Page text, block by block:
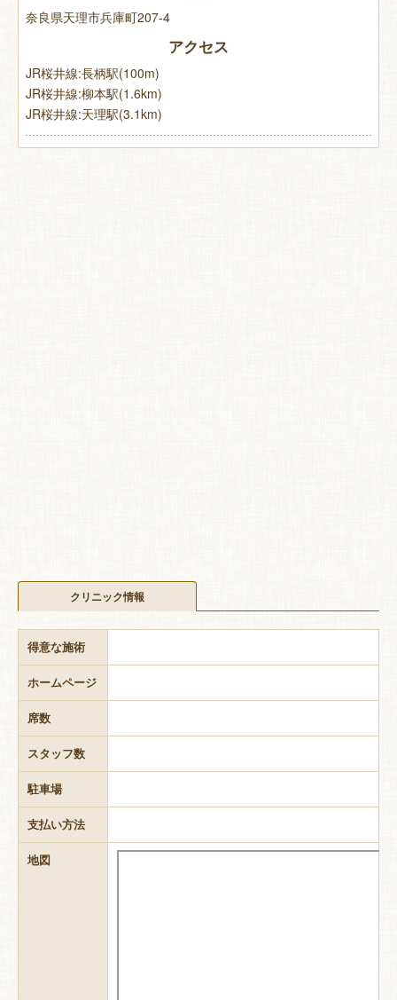
奈良県天理市兵庫町207-4
アクセス
JR桜井線:長柄駅(100m)
JR桜井線:柳本駅(1.6km)
JR桜井線:天理駅(3.1km)
クリニック情報
得意な施術
ホームページ
席数
スタッフ数
駐車場
支払い方法
地図